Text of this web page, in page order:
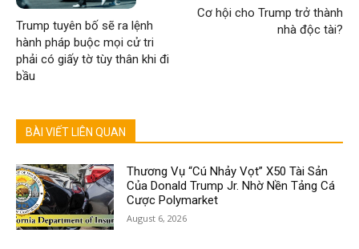
Trump tuyên bố sẽ ra lệnh
hành pháp buộc mọi cử tri
phải có giấy tờ tùy thân khi đi
bầu
Cơ hội cho Trump trở thành
nhà độc tài?
BÀI VIẾT LIÊN QUAN
Thương Vụ “Cú Nhảy Vọt” X50 Tài Sản
Của Donald Trump Jr. Nhờ Nền Tảng Cá
Cược Polymarket
August 6, 2026